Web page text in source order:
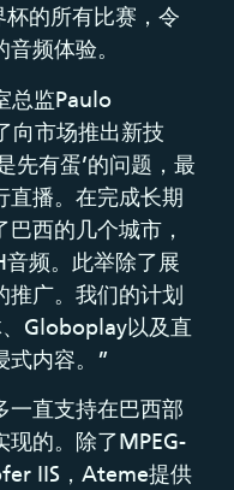
的所有比赛，令
频体验。
总监Paulo
向市场推出新技
先有蛋’的问题，最
直播。在完成长期
西的几个城市，
频。此举除了展
推广。我们的计划
Globoplay以及直
式内容。”
一直支持在巴西部
的。除了MPEG-
IIS，Ateme提供